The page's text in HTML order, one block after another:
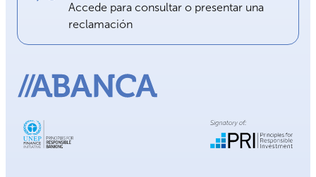
Accede para consultar o presentar una
reclamación